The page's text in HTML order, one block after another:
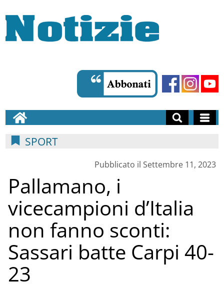
SPORT
Pubblicato il Settembre 11, 2023
Pallamano, i
vicecampioni d’Italia
non fanno sconti:
Sassari batte Carpi 40-
23